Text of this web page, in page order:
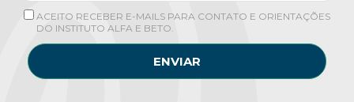
ACEITO RECEBER E-MAILS PARA CONTATO E ORIENTAÇÕES
DO INSTITUTO ALFA E BETO.
ENVIAR